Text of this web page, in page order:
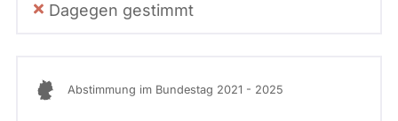
Dagegen gestimmt
Abstimmung im Bundestag 2021 - 2025